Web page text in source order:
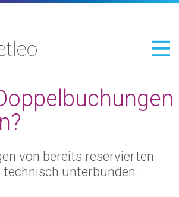
von bereits reservierten
technisch unterbunden.